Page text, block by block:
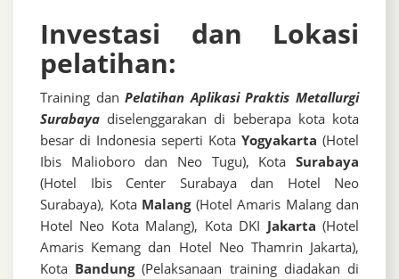
Investasi dan Lokasi
pelatihan:
Training danPelatihan Aplikasi Praktis Metallurgi
Surabaya diselenggarakan di beberapa kota kota
besar di Indonesia seperti Kota Yogyakarta (Hotel
Ibis Malioboro dan Neo Tugu), Kota Surabaya
(Hotel Ibis Center Surabaya dan Hotel Neo
Surabaya), Kota Malang(Hotel Amaris Malang dan
Hotel Neo Kota Malang), Kota DKI Jakarta (Hotel
Amaris Kemang dan Hotel Neo Thamrin Jakarta),
Kota Bandung(Pelaksanaan training diadakan di